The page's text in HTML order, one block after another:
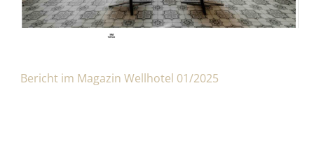
Bericht im Magazin Wellhotel 01/2025